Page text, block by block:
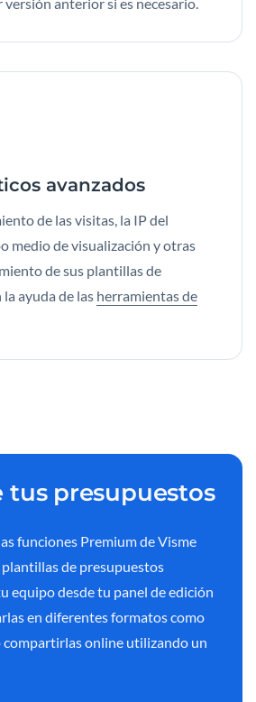
avanzados
de las visitas, la IP del
medio de visualización y otras
de sus plantillas de
ayuda de las herramientas de
tus presupuestos
funciones Premium de Visme
de presupuestos
equipo desde tu panel de edición
en diferentes formatos como
compartirlas online utilizando un